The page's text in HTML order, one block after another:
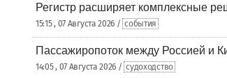
Регистр расширяет комплексные
15:15 , 07 Августа 2026 / события
Пассажиропоток между Россией и
14:05 , 07 Августа 2026 / судоходство